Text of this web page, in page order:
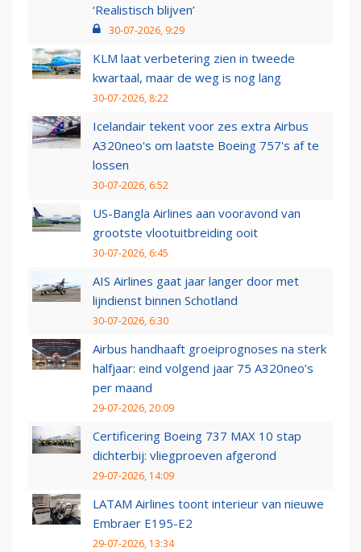
‘Realistisch blijven’
30-07-2026, 9:29
KLM laat verbetering zien in tweede
kwartaal, maar de weg is nog lang
30-07-2026, 8:22
Icelandair tekent voor zes extra Airbus
A320neo's om laatste Boeing 757's af te
lossen
30-07-2026, 6:52
US-Bangla Airlines aan vooravond van
grootste vlootuitbreiding ooit
30-07-2026, 6:45
AIS Airlines gaat jaar langer door met
lijndienst binnen Schotland
30-07-2026, 6:30
Airbus handhaaft groeiprognoses na sterk
halfjaar: eind volgend jaar 75 A320neo’s
per maand
29-07-2026, 20:09
Certificering Boeing 737 MAX 10 stap
dichterbij: vliegproeven afgerond
29-07-2026, 14:09
LATAM Airlines toont interieur van nieuwe
Embraer E195-E2
29-07-2026, 13:34